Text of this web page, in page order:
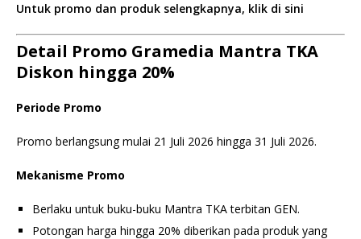
Untuk promo dan produk selengkapnya, klik di sini
Detail Promo Gramedia Mantra TKA
Diskon hingga 20%
Periode Promo
Promo berlangsung mulai 21 Juli 2026 hingga 31 Juli 2026.
Mekanisme Promo
Berlaku untuk buku-buku Mantra TKA terbitan GEN.
Potongan harga hingga 20% diberikan pada produk yang